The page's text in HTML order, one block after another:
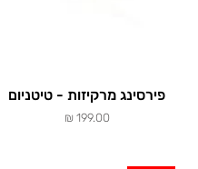
פירסינג מרקיזות - טיטניום
מחיר